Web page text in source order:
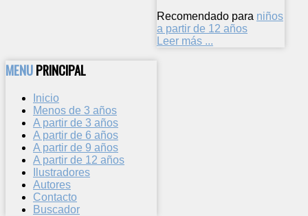
Recomendado para niños
a partir de 12 años
Leer más ...
MENUPRINCIPAL
Inicio
Menos de 3 años
A partir de 3 años
A partir de 6 años
A partir de 9 años
A partir de 12 años
Ilustradores
Autores
Contacto
Buscador